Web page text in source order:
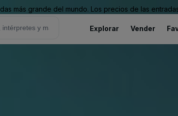
más grande del mundo. Los precios de las
Explorar Vender